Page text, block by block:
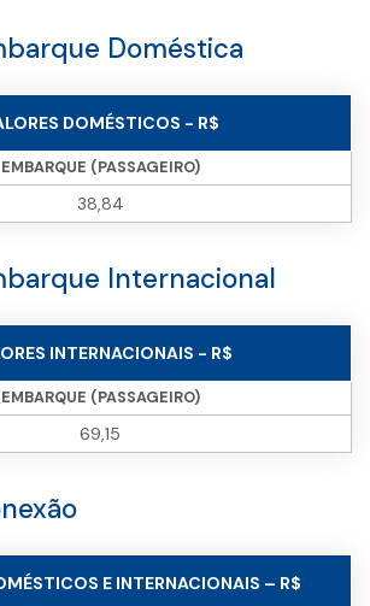
Doméstica
DOMÉSTICOS - R$
EMBARQUE (PASSAGEIRO)
38,84
Internacional
INTERNACIONAIS - R$
EMBARQUE (PASSAGEIRO)
69,15
E INTERNACIONAIS – R$